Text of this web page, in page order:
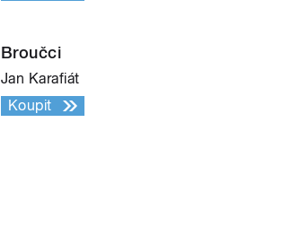
Broučci
Jan Karafiát
Koupit